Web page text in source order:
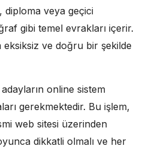
diploma veya geçici
gibi temel evrakları içerir.
ve doğru bir şekilde
online sistem
gerekmektedir. Bu işlem,
web sitesi üzerinden
dikkatli olmalı ve her